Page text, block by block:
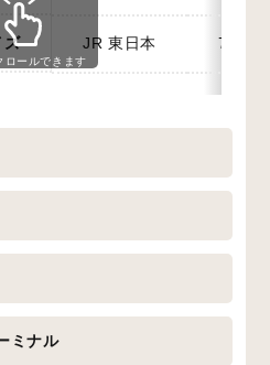
ズ JR 東日本 7日間
ロールできます
ミナル